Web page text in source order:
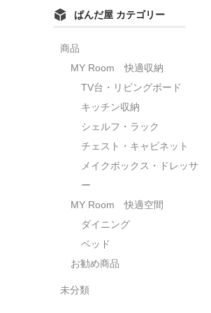
ぱんだ屋 カテゴリー
商品
MY Room 快適収納
TV台・リビングボード
キッチン収納
シェルフ・ラック
チェスト・キャビネット
メイクボックス・ドレッサ
ー
MY Room 快適空間
ダイニング
ベッド
お勧め商品
未分類